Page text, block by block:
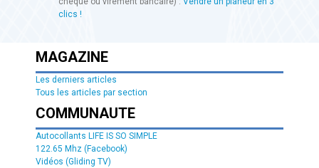
clics !
MAGAZINE
Les derniers articles
Tous les articles par section
COMMUNAUTE
Autocollants LIFE IS SO SIMPLE
122.65 Mhz (Facebook)
Vidéos (Gliding TV)